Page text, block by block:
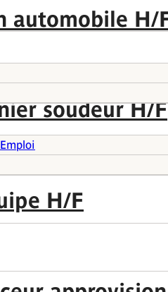
automobile H/
soudeur H/F
H/F